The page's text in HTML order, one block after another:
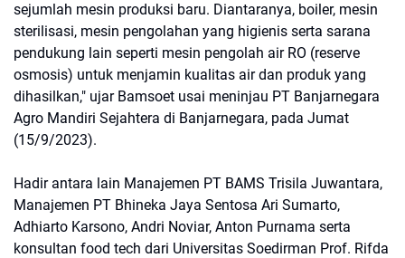
sejumlah mesin produksi baru. Diantaranya, boiler, mesin
sterilisasi, mesin pengolahan yang higienis serta sarana
pendukung lain seperti mesin pengolah air RO (reserve
osmosis) untuk menjamin kualitas air dan produk yang
dihasilkan," ujar Bamsoet usai meninjau PT Banjarnegara
Agro Mandiri Sejahtera di Banjarnegara, pada Jumat
(15/9/2023).
Hadir antara lain Manajemen PT BAMS Trisila Juwantara,
Manajemen PT Bhineka Jaya Sentosa Ari Sumarto,
Adhiarto Karsono, Andri Noviar, Anton Purnama serta
konsultan food tech dari Universitas Soedirman Prof. Rifda